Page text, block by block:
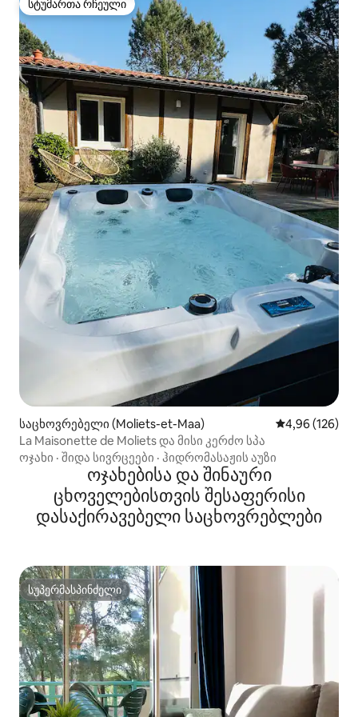
სტუმართა რჩეული
სტუმართა რჩეული
საცხოვრებელი (Moliets-et-Maa) საშუალო
4,96 (126)
La Maisonette de Moliets და მისი კერძო სპა
ოჯახი · შიდა სივრცეები · ჰიდრომასაჟის აუზი
ოჯახებისა და შინაური
ცხოველებისთვის შესაფერისი
დასაქირავებელი საცხოვრებლები
სუპერმასპინძელი
სუპერმასპინძელი